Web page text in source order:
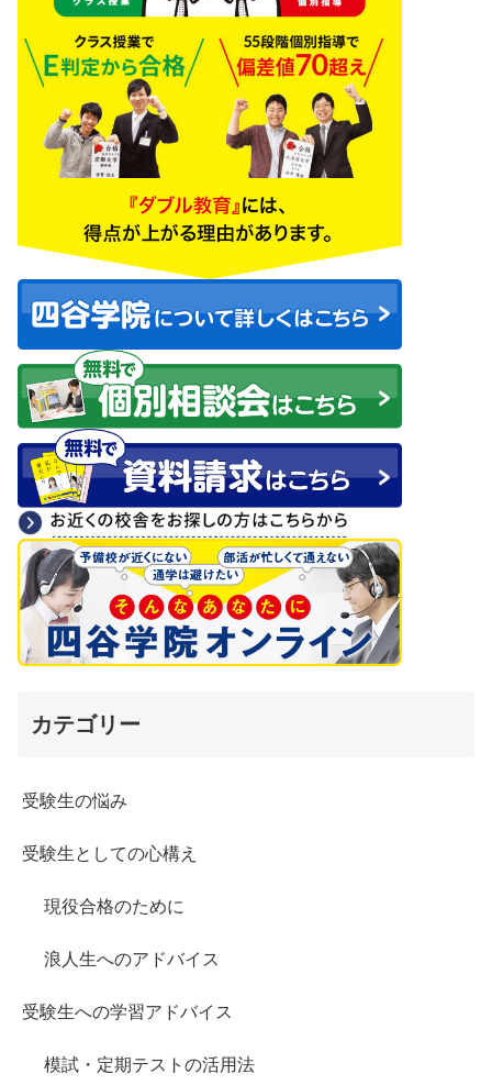
カテゴリー
受験生の悩み
受験生としての心構え
現役合格のために
浪人生へのアドバイス
受験生への学習アドバイス
模試・定期テストの活用法